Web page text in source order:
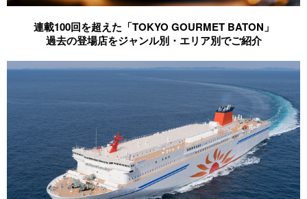
連載100回を超えた「TOKYO GOURMET BATON」
過去の登場店をジャンル別・エリア別でご紹介